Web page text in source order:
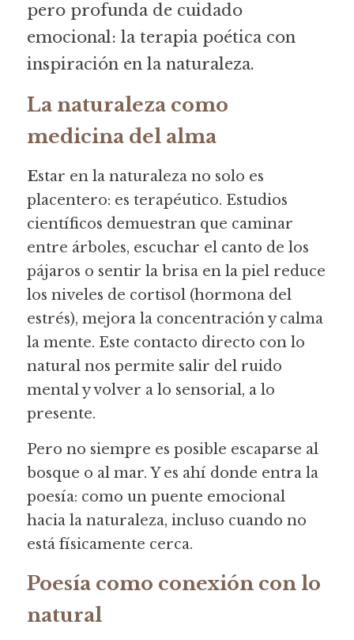
pero profunda de cuidado
emocional: la terapia poética con
inspiración en la naturaleza.
La naturaleza como
medicina del alma
Estar en la naturaleza no solo es
placentero: es terapéutico. Estudios
científicos demuestran que caminar
entre árboles, escuchar el canto de los
pájaros o sentir la brisa en la piel reduce
los niveles de cortisol (hormona del
estrés), mejora la concentración y calma
la mente. Este contacto directo con lo
natural nos permite salir del ruido
mental y volver a lo sensorial, a lo
presente.
Pero no siempre es posible escaparse al
bosque o al mar. Y es ahí donde entra la
poesía: como un puente emocional
hacia la naturaleza, incluso cuando no
está físicamente cerca.
Poesía como conexión con lo
natural